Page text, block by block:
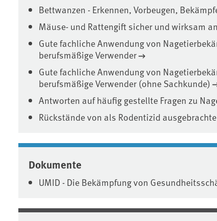
Bettwanzen - Erkennen, Vorbeugen,
Mäuse- und Rattengift sicher und wirksam
Gute fachliche Anwendung von
berufsmäßige Verwender
Gute fachliche Anwendung von
berufsmäßige Verwender (ohne Sachkunde)
Antworten auf häufig gestellte Fragen zu
Rückstände von als Rodentizid
Dokumente
UMID - Die Bekämpfung von